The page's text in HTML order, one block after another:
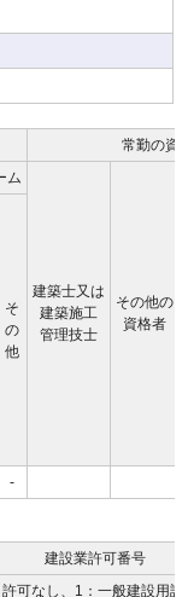
常勤の資
ム
建築士又は
建築施工
管理技士
その他の
資格者
そ
の
他
-
建設業許可番号
可なし、1：一般建設用